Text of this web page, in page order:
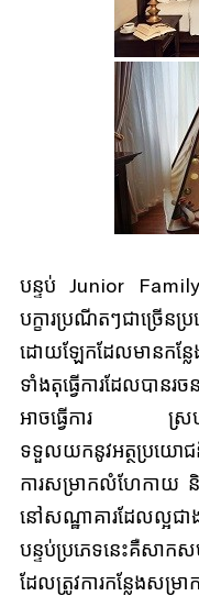
បន្ទប់ Junior
បក្ខារប្រណីតៗជាច្រ
ដោយឡែកដែលមានកន្
ទាំងតុធ្វើការដែលបានរ
អាចធ្វើការ ស្រប
ទទួលយកនូវអត្ថប្រយោ
ការសម្រាកលំហែកាយ
នៅសណ្ឋាគារដែលល្អជ
បន្ទប់ប្រភេទនេះគឺសាកស
ដែលត្រូវការកន្លែងសម្